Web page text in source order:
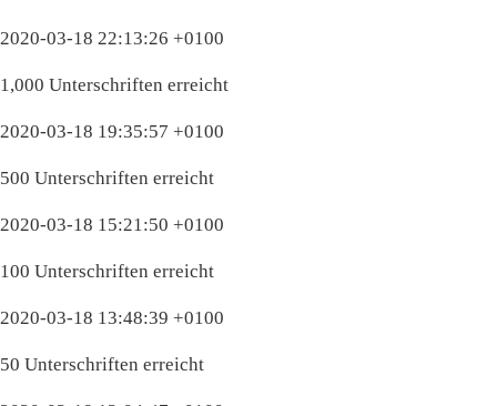
2020-03-18 22:13:26 +0100
1,000 Unterschriften erreicht
2020-03-18 19:35:57 +0100
500 Unterschriften erreicht
2020-03-18 15:21:50 +0100
100 Unterschriften erreicht
2020-03-18 13:48:39 +0100
50 Unterschriften erreicht